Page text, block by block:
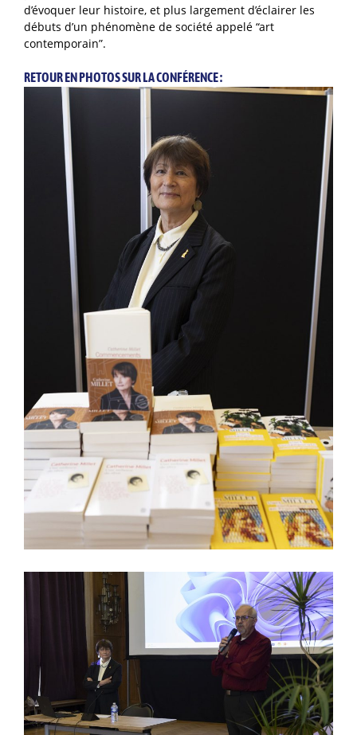
d’évoquer leur histoire, et plus largement d’éclairer les
débuts d’un phénomène de société appelé “art
contemporain”.
RETOUR EN PHOTOS SUR LA CONFÉRENCE :